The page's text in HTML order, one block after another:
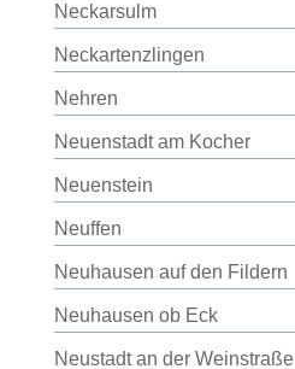
Neckarsulm
Neckartenzlingen
Nehren
Neuenstadt am Kocher
Neuenstein
Neuffen
Neuhausen auf den Fildern
Neuhausen ob Eck
Neustadt an der Weinstraße